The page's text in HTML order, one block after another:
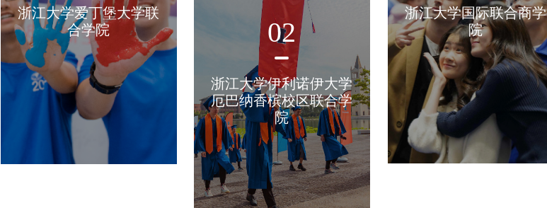
浙江大学爱丁堡大学联
合学院
02
浙江大学伊利诺伊大学
厄巴纳香槟校区联合学
院
浙江大学国际联合商学
院